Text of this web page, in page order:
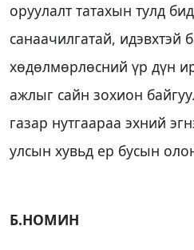
оруулалт татахын тулд
санаачилгатай, идэвхтэй
хөдөлмөрлөсний үр дүн
ажлыг сайн зохион
газар нутгаараа эхний
улсын хувьд ер бусын
Б.НОМИН